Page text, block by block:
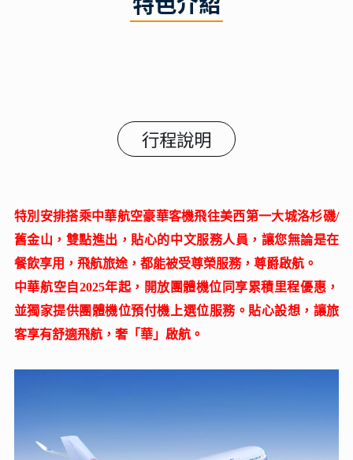
行程說明
特別安排搭乘中華航空豪華客機飛往美西第一大城洛杉磯/
舊金山，雙點進出，貼心的中文服務人員，讓您無論是在
餐飲享用，飛航旅途，都能被受尊榮服務，尊爵啟航。
中華航空自2025年起，開放團體機位同享累積里程優惠，
並獨家提供團體機位預付機上選位服務。貼心設想，讓旅
客享有舒適飛航，奢「華」啟航。